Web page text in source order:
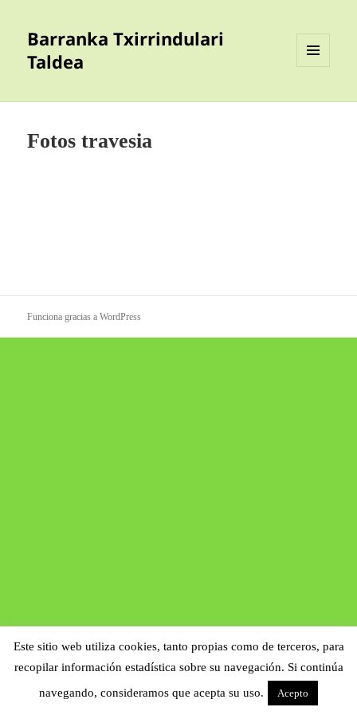
Barranka Txirrindulari
Taldea
WIDGETS
Fotos travesia
Funciona gracias a WordPress
Este sitio web utiliza cookies, tanto propias como de terceros, para
recopilar información estadística sobre su navegación. Si continúa
navegando, consideramos que acepta su uso.
Acepto